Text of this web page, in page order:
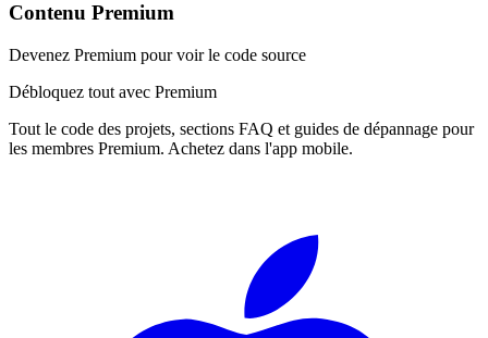
Contenu Premium
Devenez Premium pour voir le code source
Débloquez tout avec Premium
Tout le code des projets, sections FAQ et guides de dépannage pour
les membres Premium. Achetez dans l'app mobile.